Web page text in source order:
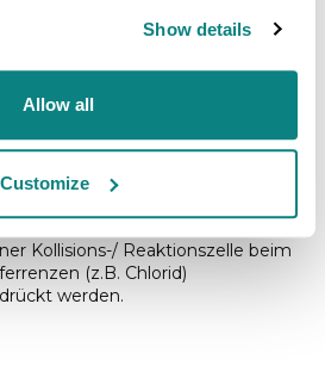
Show details
Allow all
Customize
und Druckkontrolle
hat es uns
BEI
Kollisions-/ Reaktionszelle beim
(z.B. Chlorid)
werden.